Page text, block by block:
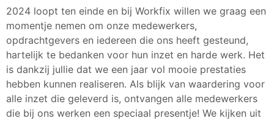
2024 loopt ten einde en bij Workfix willen we graag een
momentje nemen om onze medewerkers,
opdrachtgevers en iedereen die ons heeft gesteund,
hartelijk te bedanken voor hun inzet en harde werk. Het
is dankzij jullie dat we een jaar vol mooie prestaties
hebben kunnen realiseren. Als blijk van waardering voor
alle inzet die geleverd is, ontvangen alle medewerkers
die bij ons werken een speciaal presentje! We kijken uit